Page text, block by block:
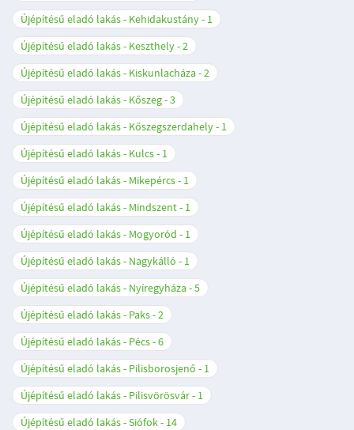
Újépítésű eladó lakás - Kehidakustány
1
Újépítésű eladó lakás - Keszthely 2
Újépítésű eladó lakás - Kiskunlacháza 2
Újépítésű eladó lakás - Kőszeg 3
Újépítésű eladó lakás - Kőszegszerdahely
1
Újépítésű eladó lakás - Kulcs
1
Újépítésű eladó lakás - Mikepércs
1
Újépítésű eladó lakás - Mindszent
1
Újépítésű eladó lakás - Mogyoród
1
Újépítésű eladó lakás - Nagykálló
1
Újépítésű eladó lakás - Nyíregyháza 5
Újépítésű eladó lakás - Paks 2
Újépítésű eladó lakás - Pécs 6
Újépítésű eladó lakás - Pilisborosjenő
1
Újépítésű eladó lakás - Pilisvörösvár
1
Újépítésű eladó lakás - Siófok
14